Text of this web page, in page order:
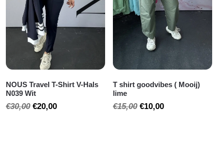
NOUS Travel T-Shirt V-Hals
N039 Wit
€30,00 Oorspronkelijke
€20,00Huidige
T shirt goodvibes ( Mooij)
lime
€15,00 Oorspronkelijke
€10,00Huidige